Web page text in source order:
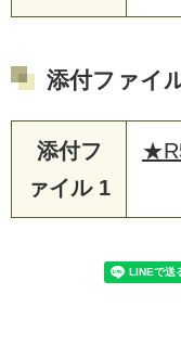
添付ファイ
添付フ
ァイル 1